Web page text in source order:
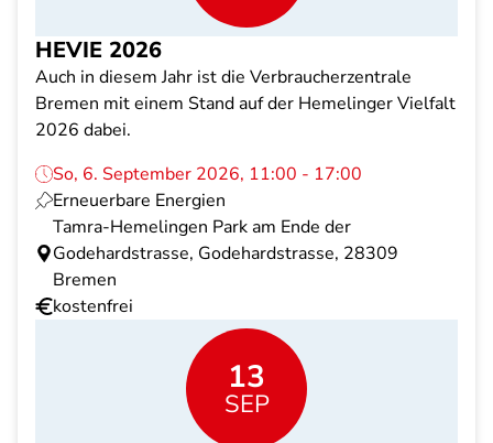
HEVIE 2026
Auch in diesem Jahr ist die Verbraucherzentrale
Bremen mit einem Stand auf der Hemelinger Vielfalt
2026 dabei.
So, 6. September 2026, 11:00 - 17:00
Erneuerbare Energien
Tamra-Hemelingen Park am Ende der
Godehardstrasse, Godehardstrasse, 28309
Bremen
kostenfrei
13
SEP